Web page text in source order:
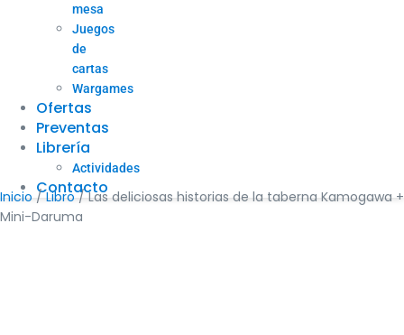
mesa
Juegos
de
cartas
Wargames
Ofertas
Preventas
Librería
Actividades
Contacto
Inicio /Libro/ Las deliciosas historias de la taberna Kamogawa +
Mini-Daruma